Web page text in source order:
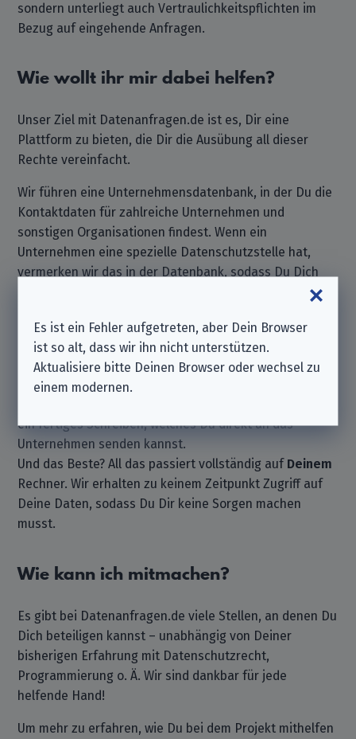
sondern unterliegt auch Vertraulichkeitspflichten im
Bezug auf eingehende Anfragen.
Wie wollt ihr mir dabei helfen?
Unser Ziel mit Datenanfragen.de ist es, Dir eine
Plattform zu bieten, die Dir die Ausübung all dieser
Rechte vereinfacht.
Wir führen eine Unternehmensdatenbank, in der Du die
Kontaktdaten für zahlreiche Unternehmen und
sonstigen Organisationen findest. Wenn ein
Unternehmen eine spezielle Datenschutzstelle hat,
vermerken wir das in der Datenbank, sodass Du Dich
Darüber hinaus bieten wir Dir einen Generator an, mit
dem wir Dir den Großteil der Arbeit abnehmen, wenn es
um das Aufsetzen von Schreiben zur Ausübung Deiner
Rechte geht. Wähle einfach ein Unternehmen aus, gibt
ein fertiges Schreiben, welches Du direkt an das
Unternehmen senden kannst.
Und das Beste? All das passiert vollständig auf Deinem
Rechner. Wir erhalten zu keinem Zeitpunkt Zugriff auf
Deine Daten, sodass Du Dir keine Sorgen machen
musst.
Wie kann ich mitmachen?
Es gibt bei Datenanfragen.de viele Stellen, an denen Du
Dich beteiligen kannst – unabhängig von Deiner
bisherigen Erfahrung mit Datenschutzrecht,
Programmierung o. Ä. Wir sind dankbar für jede
helfende Hand!
Um mehr zu erfahren, wie Du bei dem Projekt mithelfen
Es ist ein Fehler aufgetreten, aber Dein Browser
ist so alt, dass wir ihn nicht unterstützen.
Aktualisiere bitte Deinen Browser oder wechsel zu
einem modernen.